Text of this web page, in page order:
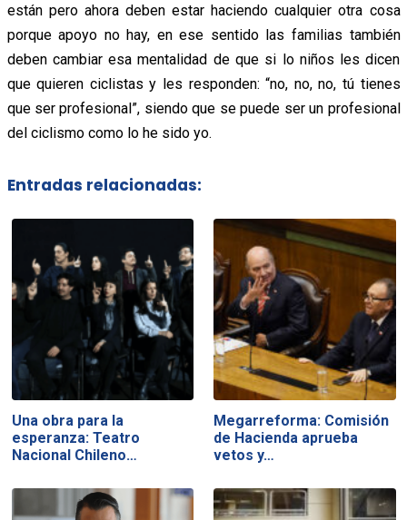
están pero ahora deben estar haciendo cualquier otra cosa
porque apoyo no hay, en ese sentido las familias también
deben cambiar esa mentalidad de que si lo niños les dicen
que quieren ciclistas y les responden: “no, no, no, tú tienes
que ser profesional”, siendo que se puede ser un profesional
del ciclismo como lo he sido yo.
Entradas relacionadas:
Una obra para la
esperanza: Teatro
Nacional Chileno…
Megarreforma: Comisión
de Hacienda aprueba
vetos y…